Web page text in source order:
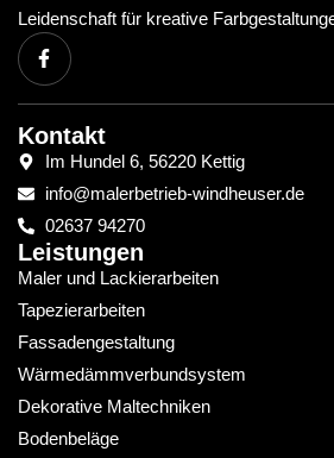
Leidenschaft für kreative
Kontakt
Im Hundel 6, 56220 Kettig
info@malerbetrieb-windheuser.de
02637 94270
Leistungen
Maler und Lackierarbeiten
Tapezierarbeiten
Fassadengestaltung
Wärmedämmverbundsystem
Dekorative Maltechniken
Bodenbeläge